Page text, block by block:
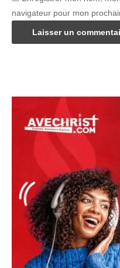
navigateur pour mon